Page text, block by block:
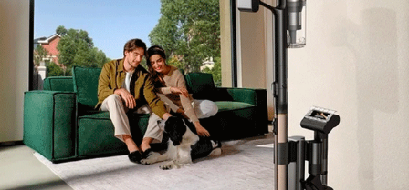
Подпишись на наш канал в мессенджере МАХ